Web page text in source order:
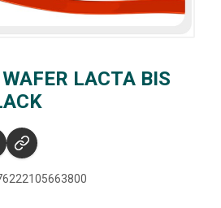
LACTA BIS